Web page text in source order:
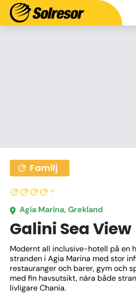
Familj
Agia Marina, Grekland
Galini Sea View
Modernt all inclusive-hotell på en
stranden i Agia Marina med stor
restauranger och barer, gym och
med fin havsutsikt, nära både
livligare Chania.